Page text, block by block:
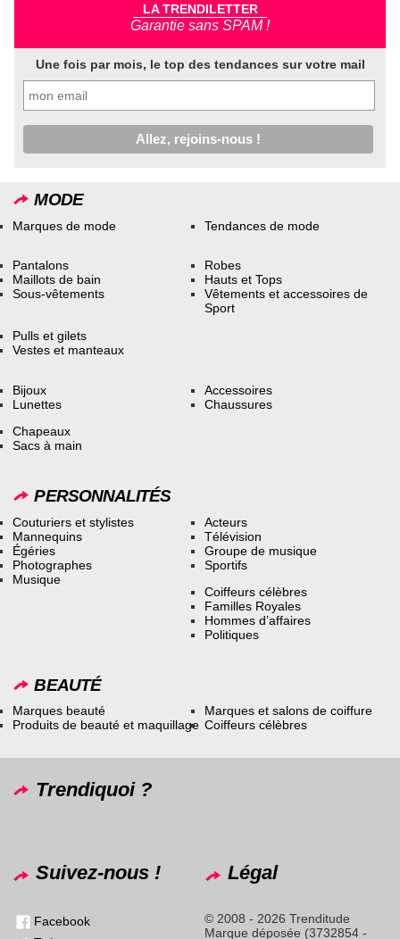
LA TRENDILETTER
Garantie sans SPAM !
Une fois par mois, le top des tendances sur votre mail
MODE
Marques de mode Tendances de mode
Pantalons
Maillots de bain
Sous-vêtements
Robes
Hauts et Tops
Vêtements et accessoires de
Sport
Pulls et gilets
Vestes et manteaux
Bijoux
Lunettes
Accessoires
Chaussures
Chapeaux
Sacs à main
PERSONNALITÉS
Couturiers et stylistes
Mannequins
Égéries
Photographes
Musique
Acteurs
Télévision
Groupe de musique
Sportifs
Coiffeurs célèbres
Familles Royales
Hommes d’affaires
Politiques
BEAUTÉ
Marques beauté
Produits de beauté et maquillage
Marques et salons de coiffure
Coiffeurs célèbres
Trendiquoi ?
Suivez-nous !
Facebook
Légal
© 2008 - 2026 Trenditude
Marque déposée (3732854 -